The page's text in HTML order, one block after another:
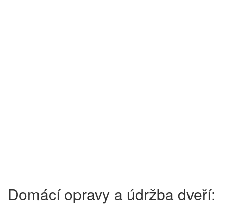
Domácí opravy a údržba dveří: